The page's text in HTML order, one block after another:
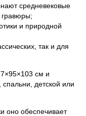
средневековые
гравюры;
и природной
так и для
см и
детской или
оно обеспечивает